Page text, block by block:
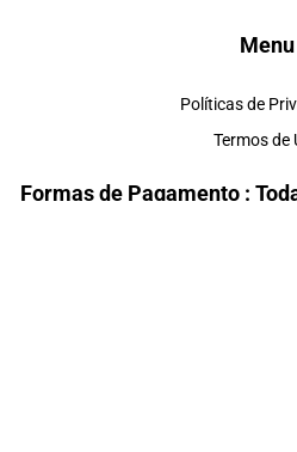
Menu
Políticas de
Termos de
Formas de Pagamento :